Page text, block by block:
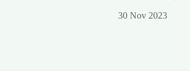
30 Nov 2023